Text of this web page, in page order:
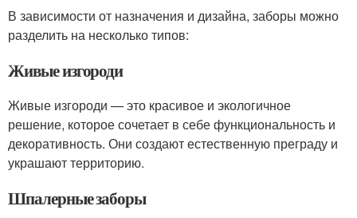
В зависимости от назначения и дизайна, заборы можно
разделить на несколько типов:
Живые изгороди
Живые изгороди — это красивое и экологичное
решение, которое сочетает в себе функциональность и
декоративность. Они создают естественную преграду и
украшают территорию.
Шпалерные заборы